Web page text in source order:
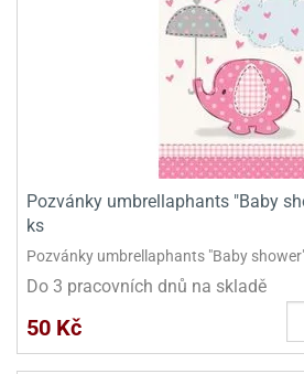
Pozvánky umbrellaphants "Baby
ks
Pozvánky umbrellaphants "Baby
Do 3 pracovních dnů na skladě
50 Kč